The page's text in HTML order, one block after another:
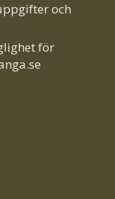
och
för